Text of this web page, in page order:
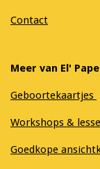
Contact
Meer van El'
Geboortekaartjes
Workshops &
Goedkope